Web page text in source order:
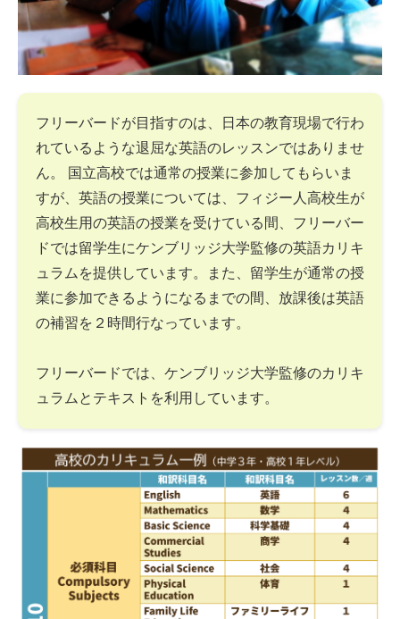
フリーバードが目指すのは、日本の教育現場で行わ
れているような退屈な英語のレッスンではありませ
ん。 国立高校では通常の授業に参加してもらいま
すが、英語の授業については、フィジー人高校生が
高校生用の英語の授業を受けている間、フリーバー
ドでは留学生にケンブリッジ大学監修の英語カリキ
ュラムを提供しています。また、留学生が通常の授
業に参加できるようになるまでの間、放課後は英語
の補習を２時間行なっています。
フリーバードでは、ケンブリッジ大学監修のカリキ
ュラムとテキストを利用しています。